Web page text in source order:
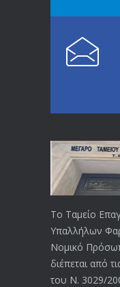
ΕΝΗΜΕΡΩΣΗ
18/12/2019
ΑΝΑΚΟΙΝΩΣΗ
20/12/2019
Αναπηρικές
απόφαση από
-Τι είπε η Δ.
Το Ταμείο
Υπαλλήλων
Νομικό
διέπεται από
του Ν. 3029/